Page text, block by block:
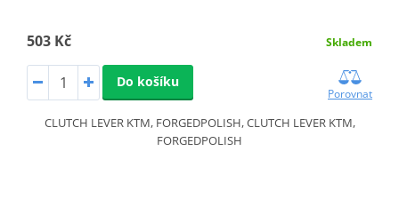
503 Kč Skladem
Do košíku
Porovnat
CLUTCH LEVER KTM, FORGEDPOLISH, CLUTCH LEVER KTM,
FORGEDPOLISH